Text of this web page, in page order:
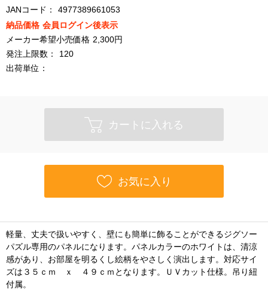
JANコード：
4977389661053
納品価格 会員ログイン後表示
メーカー希望小売価格 2,300円
発注上限数：
120
出荷単位：
カートに入れる
お気に入り
軽量、丈夫で扱いやすく、壁にも簡単に飾ることができるジグソー
パズル専用のパネルになります。パネルカラーのホワイトは、清涼
感があり、お部屋を明るくし絵柄をやさしく演出します。対応サイ
ズは３５ｃｍ ｘ ４９ｃｍとなります。ＵＶカット仕様。吊り紐
付属。